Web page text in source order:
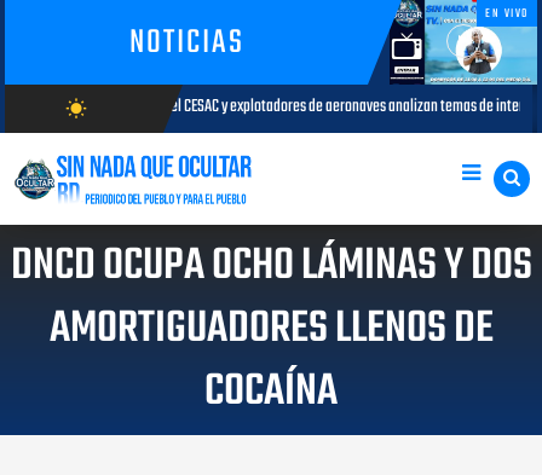
NOTICIAS
EN VIVO
wb_sunny
AGOSTO/7/2026
y explotadores de aeronaves analizan temas de interés para la aviación civil
DNCD OCUPA OCHO LÁMINAS Y DOS
AMORTIGUADORES LLENOS DE
COCAÍNA